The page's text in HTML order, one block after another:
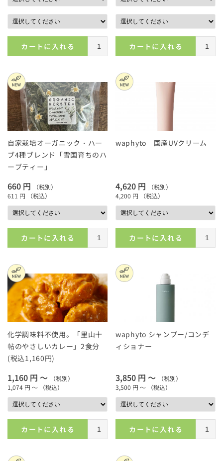
カートに入れる カートに入れる
自家栽培オーガニック・ハー
ブ4種ブレンド「雪国育ちのハ
ーブティー」
660 円
（税別）
611 円
（税込）
カートに入れる
waphyto 国産UVクリーム
4,620 円
（税別）
4,200 円
（税込）
カートに入れる
化学調味料不使用。「里山十
帖のやさしいカレー」2食分
(税込1,160円)
1,160 円 ～
（税別）
1,074 円 ～
（税込）
カートに入れる
waphyto シャンプー/コンデ
ィショナー
3,850 円 ～
（税別）
3,500 円 ～
（税込）
カートに入れる